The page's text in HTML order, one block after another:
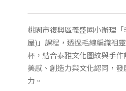
桃園市復興區義盛國小辦理
屋)」課程，透過毛線編織祖
杯，結合泰雅文化圖紋與手
美感、創造力與文化認同，
力。